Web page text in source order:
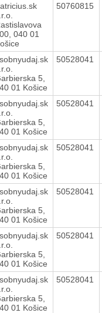
040 01
50760815
5,
01 Košice
50528041
5,
01 Košice
50528041
5,
01 Košice
50528041
5,
01 Košice
50528041
5,
01 Košice
50528041
5,
01 Košice
50528041